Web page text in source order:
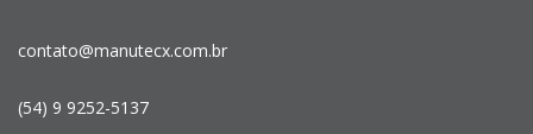
contato@manutecx.com.br
(54) 9 9252-5137